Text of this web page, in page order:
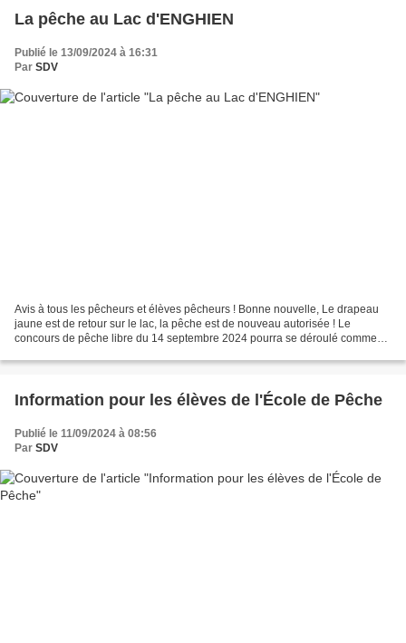
La pêche au Lac d'ENGHIEN
Publié le 13/09/2024 à 16:31
Par SDV
Avis à tous les pêcheurs et élèves pêcheurs ! Bonne nouvelle, Le drapeau
jaune est de retour sur le lac, la pêche est de nouveau autorisée ! Le
concours de pêche libre du 14 septembre 2024 pourra se déroulé comme
Information pour les élèves de l'École de Pêche
Publié le 11/09/2024 à 08:56
Par SDV